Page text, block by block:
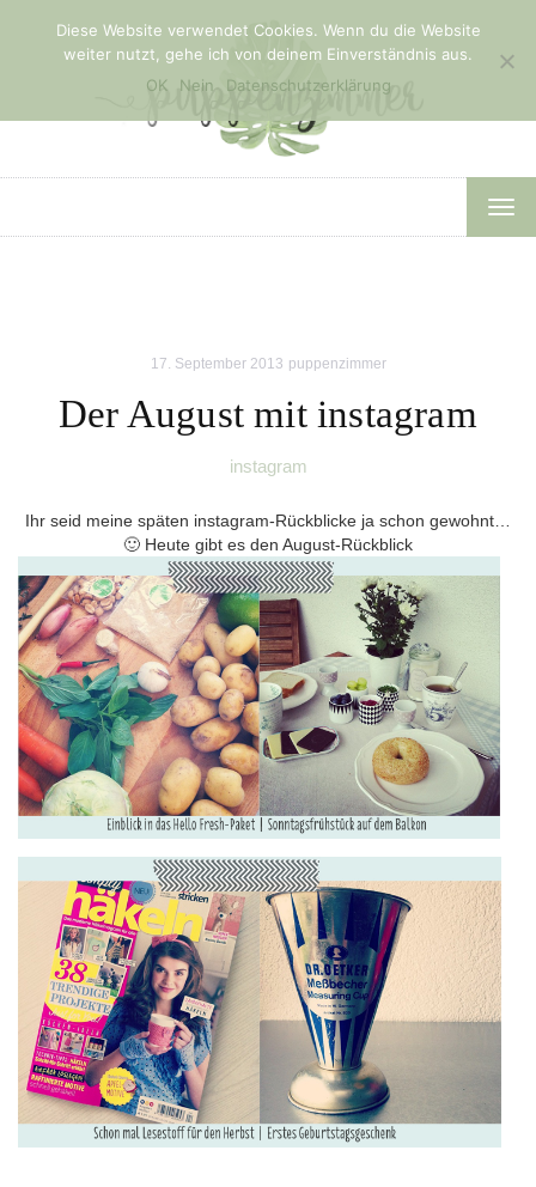
17. September 2013 puppenzimmer
Der August mit instagram
instagram
Ihr seid meine späten instagram-Rückblicke ja schon gewohnt…
🙂 Heute gibt es den August-Rückblick
Diese Website verwendet Cookies. Wenn du die Website
weiter nutzt, gehe ich von deinem Einverständnis aus.
OK
Nein Datenschutzerklärung